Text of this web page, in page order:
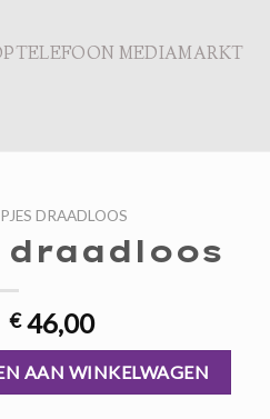
MEDIAMARKT
DRAADLOOS
Oorspronkelijke
prijs
was:
€ 69,00.
€46,00Huidige
prijs
is:
€ 46,00.
AAN WINKELWAGEN